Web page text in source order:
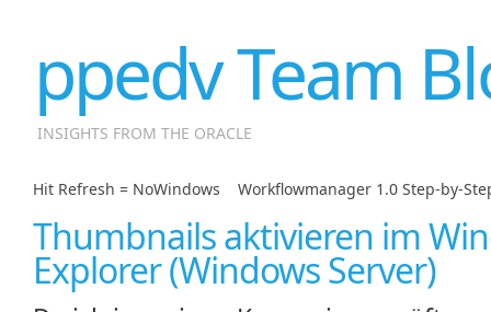
ppedv Team
INSIGHTS FROM THE ORACLE
Hit Refresh = NoWindows Workflowmanager 1.0 Step-by-
Thumbnails aktivieren im
Explorer (Windows Server)